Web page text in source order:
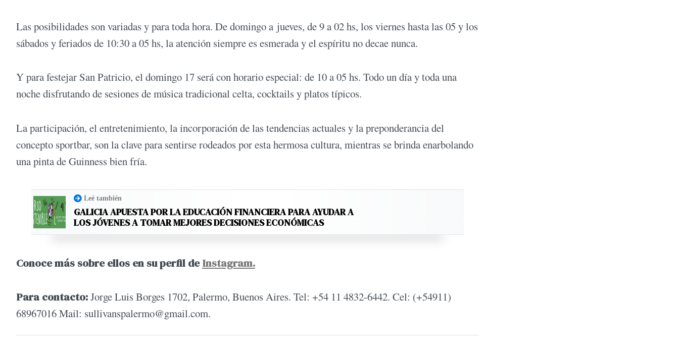
Las posibilidades son variadas y para toda hora. De domingo a jueves, de 9 a 02 hs, los viernes hasta las 05 y los
sábados y feriados de 10:30 a 05 hs, la atención siempre es esmerada y el espíritu no decae nunca.
Y para festejar San Patricio, el domingo 17 será con horario especial: de 10 a 05 hs. Todo un día y toda una
noche disfrutando de sesiones de música tradicional celta, cocktails y platos típicos.
La participación, el entretenimiento, la incorporación de las tendencias actuales y la preponderancia del
concepto sportbar, son la clave para sentirse rodeados por esta hermosa cultura, mientras se brinda enarbolando
una pinta de Guinness bien fría.
Leé también
GALICIA APUESTA POR LA EDUCACIÓN FINANCIERA PARA AYUDAR A
LOS JÓVENES A TOMAR MEJORES DECISIONES ECONÓMICAS
Conoce más sobre ellos en su perfil deInstagram.
Para contacto:Jorge Luis Borges 1702, Palermo, Buenos Aires. Tel: +54 11 4832-6442. Cel: (+54911)
68967016 Mail: sullivanspalermo@gmail.com.